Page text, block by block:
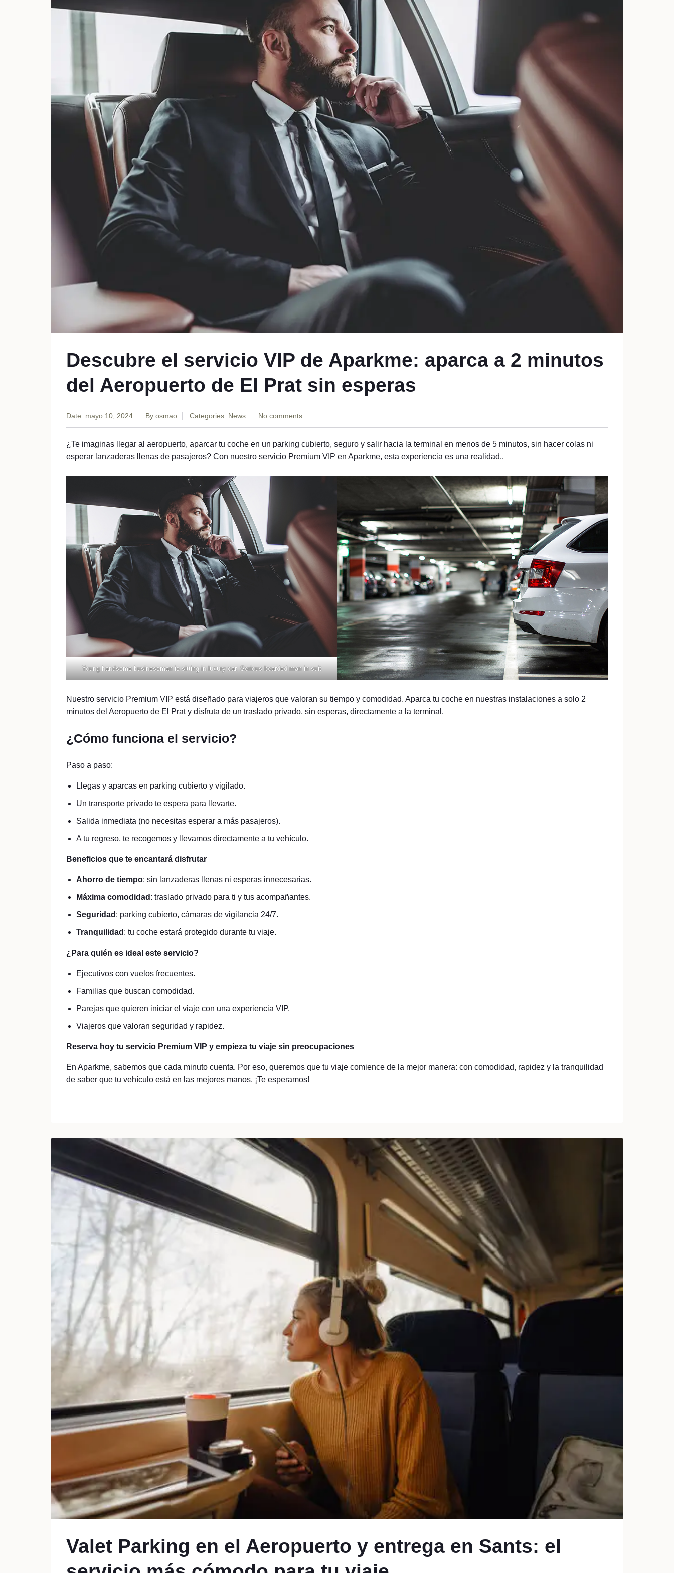
Descubre el servicio VIP de Aparkme: aparca a 2 minutos
del Aeropuerto de El Prat sin esperas
Date: mayo 10, 2024 By osmao Categories: News No comments
¿Te imaginas llegar al aeropuerto, aparcar tu coche en un parking cubierto, seguro y salir hacia la terminal en menos de 5 minutos, sin hacer colas ni
esperar lanzaderas llenas de pasajeros? Con nuestro servicio Premium VIP en Aparkme, esta experiencia es una realidad..
Young handsome businessman is sitting in luxury car. Serious bearded man in suit
Nuestro servicio Premium VIP está diseñado para viajeros que valoran su tiempo y comodidad. Aparca tu coche en nuestras instalaciones a solo 2
minutos del Aeropuerto de El Prat y disfruta de un traslado privado, sin esperas, directamente a la terminal.
¿Cómo funciona el servicio?
Paso a paso:
Llegas y aparcas en parking cubierto y vigilado.
Un transporte privado te espera para llevarte.
Salida inmediata (no necesitas esperar a más pasajeros).
A tu regreso, te recogemos y llevamos directamente a tu vehículo.
Beneficios que te encantará disfrutar
Ahorro de tiempo: sin lanzaderas llenas ni esperas innecesarias.
Máxima comodidad : traslado privado para ti y tus acompañantes.
Seguridad : parking cubierto, cámaras de vigilancia 24/7.
Tranquilidad : tu coche estará protegido durante tu viaje.
¿Para quién es ideal este servicio?
Ejecutivos con vuelos frecuentes.
Familias que buscan comodidad.
Parejas que quieren iniciar el viaje con una experiencia VIP.
Viajeros que valoran seguridad y rapidez.
Reserva hoy tu servicio Premium VIP y empieza tu viaje sin preocupaciones
En Aparkme, sabemos que cada minuto cuenta. Por eso, queremos que tu viaje comience de la mejor manera: con comodidad, rapidez y la tranquilidad
de saber que tu vehículo está en las mejores manos. ¡Te esperamos!
Valet Parking en el Aeropuerto y entrega en Sants: el